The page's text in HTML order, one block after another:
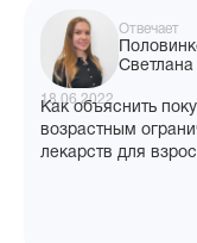
Отвечает
Светлана
18.06.2022
Как объяснить
возрастным
лекарств для